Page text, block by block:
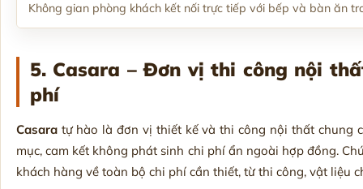
Không gian phòng khách kết nối trực tiếp với bếp và bàn ăn
5. Casara – Đơn vị thi công nội
phí
Casaratự hào là đơn vị thiết kế và thi công nội thất chung
mục, cam kết không phát sinh chi phí ẩn ngoài hợp đồng.
khách hàng về toàn bộ chi phí cần thiết, từ thi công, vật liệu